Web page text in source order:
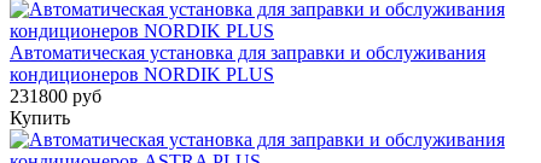
Автоматическая установка для заправки и обслуживания
кондиционеров NORDIK PLUS
231800 руб
Купить